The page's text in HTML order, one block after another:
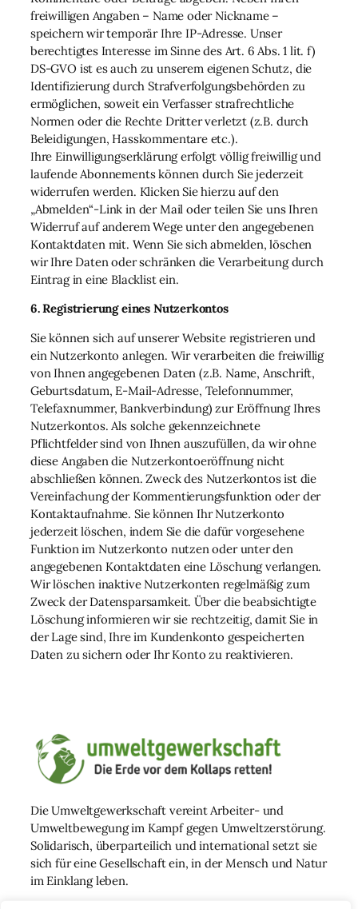
freiwilligen Angaben – Name oder Nickname –
speichern wir temporär Ihre IP-Adresse. Unser
berechtigtes Interesse im Sinne des Art. 6 Abs. 1 lit. f)
DS-GVO ist es auch zu unserem eigenen Schutz, die
Identifizierung durch Strafverfolgungsbehörden zu
ermöglichen, soweit ein Verfasser strafrechtliche
Normen oder die Rechte Dritter verletzt (z.B. durch
Beleidigungen, Hasskommentare etc.).
Ihre Einwilligungserklärung erfolgt völlig freiwillig und
laufende Abonnements können durch Sie jederzeit
widerrufen werden. Klicken Sie hierzu auf den
„Abmelden“-Link in der Mail oder teilen Sie uns Ihren
Widerruf auf anderem Wege unter den angegebenen
Kontaktdaten mit. Wenn Sie sich abmelden, löschen
wir Ihre Daten oder schränken die Verarbeitung durch
Eintrag in eine Blacklist ein.
6. Registrierung eines Nutzerkontos
Sie können sich auf unserer Website registrieren und
ein Nutzerkonto anlegen. Wir verarbeiten die freiwillig
von Ihnen angegebenen Daten (z.B. Name, Anschrift,
Geburtsdatum, E-Mail-Adresse, Telefonnummer,
Telefaxnummer, Bankverbindung) zur Eröffnung Ihres
Nutzerkontos. Als solche gekennzeichnete
Pflichtfelder sind von Ihnen auszufüllen, da wir ohne
diese Angaben die Nutzerkontoeröffnung nicht
abschließen können. Zweck des Nutzerkontos ist die
Vereinfachung der Kommentierungsfunktion oder der
Kontaktaufnahme. Sie können Ihr Nutzerkonto
jederzeit löschen, indem Sie die dafür vorgesehene
Funktion im Nutzerkonto nutzen oder unter den
angegebenen Kontaktdaten eine Löschung verlangen.
Wir löschen inaktive Nutzerkonten regelmäßig zum
Zweck der Datensparsamkeit. Über die beabsichtigte
Löschung informieren wir sie rechtzeitig, damit Sie in
der Lage sind, Ihre im Kundenkonto gespeicherten
Daten zu sichern oder Ihr Konto zu reaktivieren.
Die Umweltgewerkschaft vereint Arbeiter- und
Umweltbewegung im Kampf gegen Umweltzerstörung.
Solidarisch, überparteilich und international setzt sie
sich für eine Gesellschaft ein, in der Mensch und Natur
im Einklang leben.